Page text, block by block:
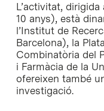
L’activitat,
10 anys), està
l’Institut de
Barcelona), la
Combinatòria del
i Farmàcia de la
ofereixen també
investigació.